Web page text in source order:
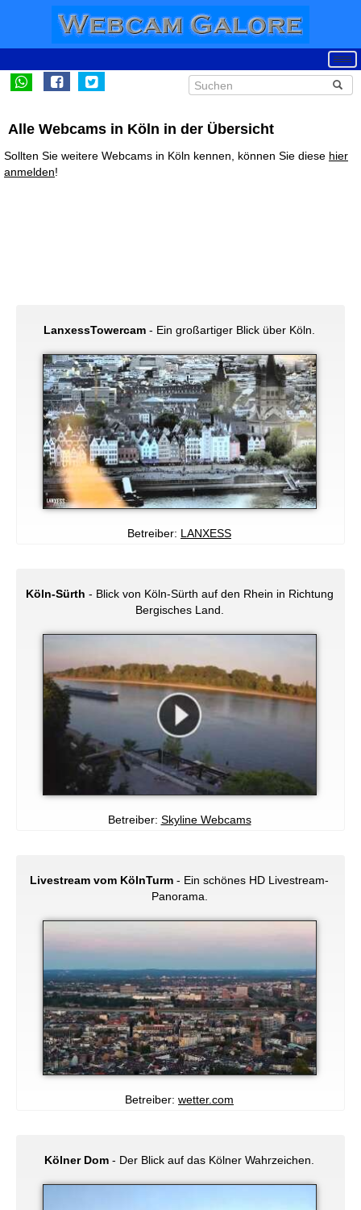
Alle Webcams in Köln in der Übersicht
Sollten Sie weitere Webcams in Köln kennen, können Sie diese hier
anmelden!
LanxessTowercam - Ein großartiger Blick über Köln.
Betreiber: LANXESS
Köln-Sürth - Blick von Köln-Sürth auf den Rhein in Richtung
Bergisches Land.
Betreiber: Skyline Webcams
Livestream vom KölnTurm - Ein schönes HD Livestream-
Panorama.
Betreiber: wetter.com
Kölner Dom - Der Blick auf das Kölner Wahrzeichen.